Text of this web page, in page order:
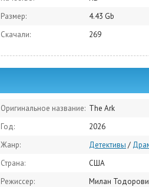
Размер:
4.43 Gb
Скачали:
269
Оригинальное название: The Ark
Год:
2026
Жанр:
Детективы /
Страна:
США
Режиссер:
Милан Тодорович,